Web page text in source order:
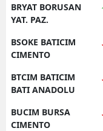
BRYAT BORUSAN
YAT. PAZ.
BSOKE BATICIM
CIMENTO
BTCIM BATICIM
BATI ANADOLU
BUCIM BURSA
CIMENTO